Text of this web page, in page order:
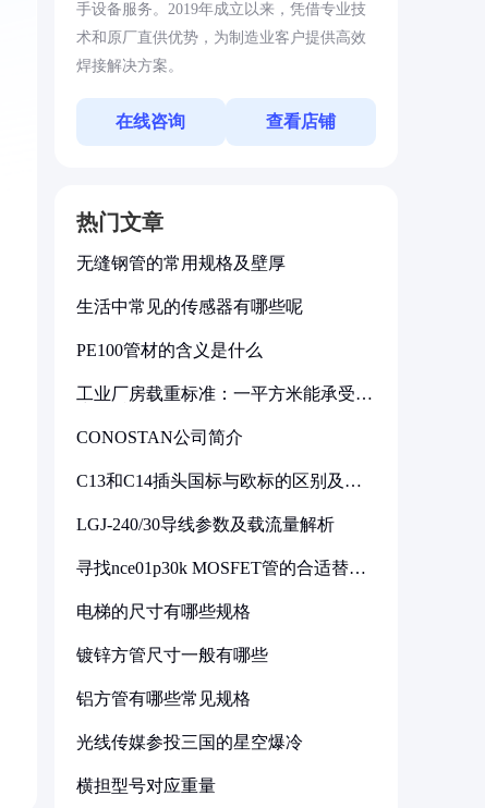
手设备服务。2019年成立以来，凭借专业技
术和原厂直供优势，为制造业客户提供高效
焊接解决方案。
在线咨询 查看店铺
热门文章
无缝钢管的常用规格及壁厚
生活中常见的传感器有哪些呢
PE100管材的含义是什么
工业厂房载重标准：一平方米能承受多
CONOSTAN公司简介
C13和C14插头国标与欧标的区别及其
LGJ-240/30导线参数及载流量解析
寻找nce01p30k MOSFET管的合适替代
电梯的尺寸有哪些规格
镀锌方管尺寸一般有哪些
铝方管有哪些常见规格
光线传媒参投三国的星空爆冷
横担型号对应重量